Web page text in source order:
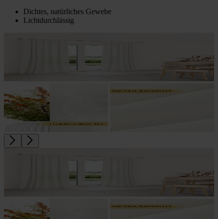
Dichtes, natürliches Gewebe
Lichtdurchlässig